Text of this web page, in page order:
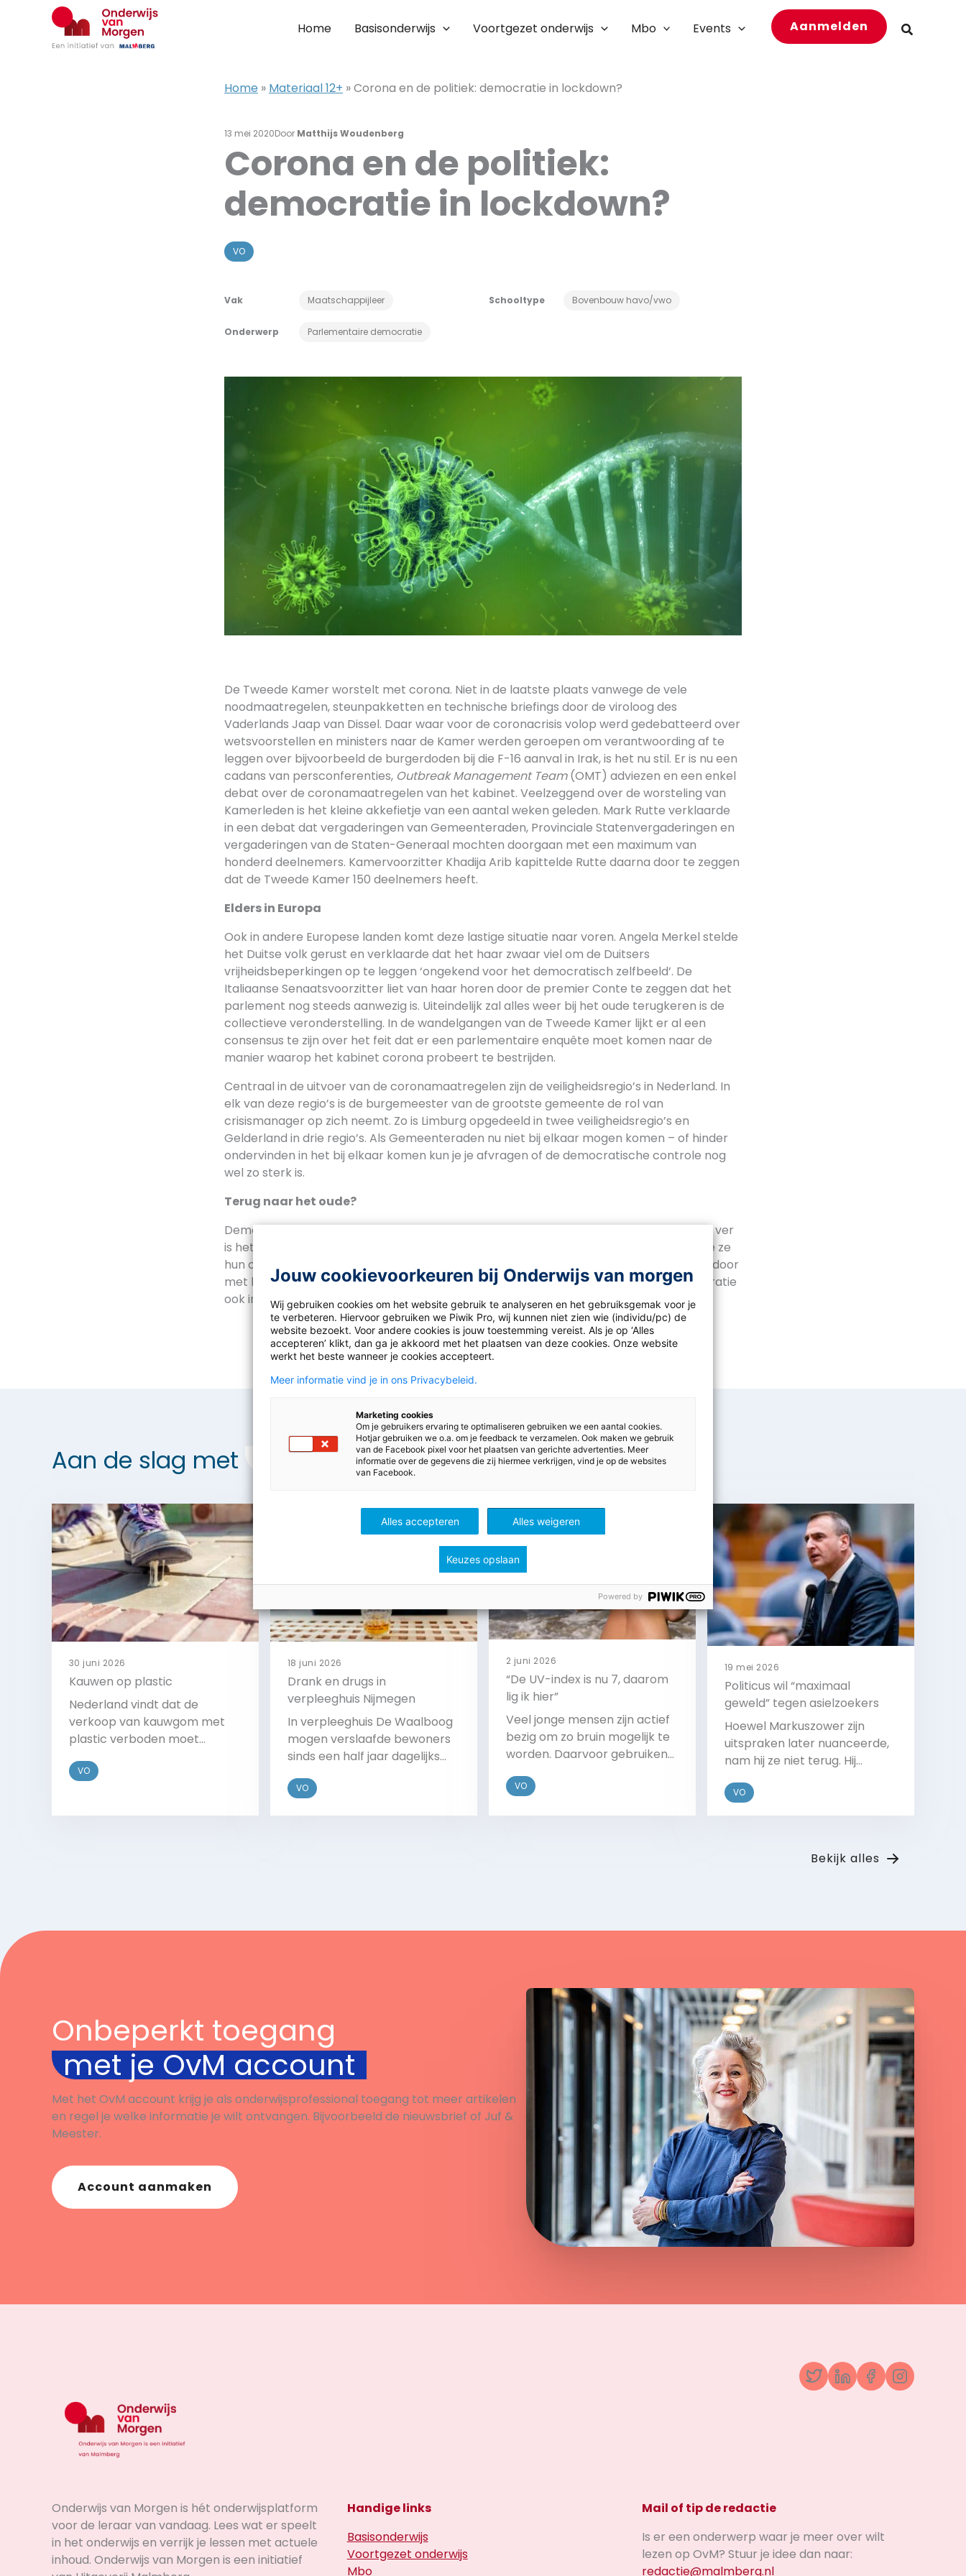
Home Basisonderwijs Voortgezet onderwijs Mbo Events Aanmelden Zoeken
Home » Materiaal 12+ »Corona en de politiek: democratie in lockdown?
13 mei 2020Door Matthijs Woudenberg
VO
Vak Maatschappijleer Schooltype Bovenbouw havo/vwo
Onderwerp Parlementaire democratie
Corona en de politiek:
democratie in lockdown?
De Tweede Kamer worstelt met corona. Niet in de laatste plaats vanwege de vele
noodmaatregelen, steunpakketten en technische briefings door de viroloog des
Vaderlands Jaap van Dissel. Daar waar voor de coronacrisis volop werd gedebatteerd over
wetsvoorstellen en ministers naar de Kamer werden geroepen om verantwoording af te
leggen over bijvoorbeeld de burgerdoden bij die F-16 aanval in Irak, is het nu stil. Er is nu een
cadans van persconferenties, Outbreak Management Team(OMT) adviezen en een enkel
debat over de coronamaatregelen van het kabinet. Veelzeggend over de worsteling van
Kamerleden is het kleine akkefietje van een aantal weken geleden. Mark Rutte verklaarde
in een debat dat vergaderingen van Gemeenteraden, Provinciale Statenvergaderingen en
vergaderingen van de Staten-Generaal mochten doorgaan met een maximum van
honderd deelnemers. Kamervoorzitter Khadija Arib kapittelde Rutte daarna door te zeggen
dat de Tweede Kamer 150 deelnemers heeft.
Elders in Europa
Ook in andere Europese landen komt deze lastige situatie naar voren. Angela Merkel stelde
het Duitse volk gerust en verklaarde dat het haar zwaar viel om de Duitsers
vrijheidsbeperkingen op te leggen ‘ongekend voor het democratisch zelfbeeld’. De
Italiaanse Senaatsvoorzitter liet van haar horen door de premier Conte te zeggen dat het
parlement nog steeds aanwezig is. Uiteindelijk zal alles weer bij het oude terugkeren is de
collectieve veronderstelling. In de wandelgangen van de Tweede Kamer lijkt er al een
consensus te zijn over het feit dat er een parlementaire enquête moet komen naar de
manier waarop het kabinet corona probeert te bestrijden.
Centraal in de uitvoer van de coronamaatregelen zijn de veiligheidsregio’s in Nederland. In
elk van deze regio’s is de burgemeester van de grootste gemeente de rol van
crisismanager op zich neemt. Zo is Limburg opgedeeld in twee veiligheidsregio’s en
Gelderland in drie regio’s. Als Gemeenteraden nu niet bij elkaar mogen komen – of hinder
ondervinden in het bij elkaar komen kun je je afvragen of de democratische controle nog
wel zo sterk is.
Terug naar het oude?
Democratieën hebben doorgaans strenge regels als het gaat over noodwetgeving. Zo ver
is het in Nederland nog niet, maar volksvertegenwoordigers zijn wel zoekende naar hoe ze
hun controlerende taak het beste vorm kunnen geven. Ondertussen gaat het kabinet door
met het afkondigen van maatregelen en indienen van wetsvoorstellen. Is onze democratie
ook in quarantaine?
Aan de slag met Maatschappijleer
30 juni 2026
Kauwen op plastic
Nederland vindt dat de
verkoop van kauwgom met
plastic verboden moet
EU dit gaat regelen in de
VO
18 juni 2026
Drank en drugs in
verpleeghuis Nijmegen
In verpleeghuis De Waalboog
mogen verslaafde bewoners
sinds een half jaar dagelijks
gebruiken. Deze verslaafde
VO
2 juni 2026
“De UV-index is nu 7, daarom
lig ik hier”
Veel jonge mensen zijn actief
bezig om zo bruin mogelijk te
worden. Daarvoor gebruiken
geeft de sterkte van de
VO
19 mei 2026
Politicus wil “maximaal
geweld” tegen asielzoekers
Hoewel Markuszower zijn
uitspraken later nuanceerde,
nam hij ze niet terug. Hij
marechaussee alle middelen
binnen de grenzen van de wet
VO
Bekijk alles
Onbeperkt toegang
met je OvM account
Met het OvM account krijg je als onderwijsprofessional toegang tot meer artikelen
en regel je welke informatie je wilt ontvangen. Bijvoorbeeld de nieuwsbrief of Juf &
Meester.
Account aanmaken
TwitterLinkedInFacebook
Onderwijs van Morgen is hét onderwijsplatform
voor de leraar van vandaag. Lees wat er speelt
in het onderwijs en verrijk je lessen met actuele
inhoud. Onderwijs van Morgen is een initiatief
Handige links
Basisonderwijs
Voortgezet onderwijs
Mbo
Mail of tip de redactie
Is er een onderwerp waar je meer over wilt
lezen op OvM? Stuur je idee dan naar:
redactie@malmberg.nl
Jouw cookievoorkeuren bij Onderwijs van morgen
Wij gebruiken cookies om het website gebruik te analyseren en het gebruiksgemak voor je
te verbeteren. Hiervoor gebruiken we Piwik Pro, wij kunnen niet zien wie (individu/pc) de
website bezoekt. Voor andere cookies is jouw toestemming vereist. Als je op ‘Alles
accepteren’ klikt, dan ga je akkoord met het plaatsen van deze cookies. Onze website
werkt het beste wanneer je cookies accepteert.
Meer informatie vind je in ons Privacybeleid.
Marketing cookies
Om je gebruikers ervaring te optimaliseren gebruiken we een aantal cookies.
Hotjar gebruiken we o.a. om je feedback te verzamelen. Ook maken we gebruik
van de Facebook pixel voor het plaatsen van gerichte advertenties. Meer
informatie over de gegevens die zij hiermee verkrijgen, vind je op de websites
van Facebook.
Alles accepteren Alles weigeren
Keuzes opslaan
Powered by